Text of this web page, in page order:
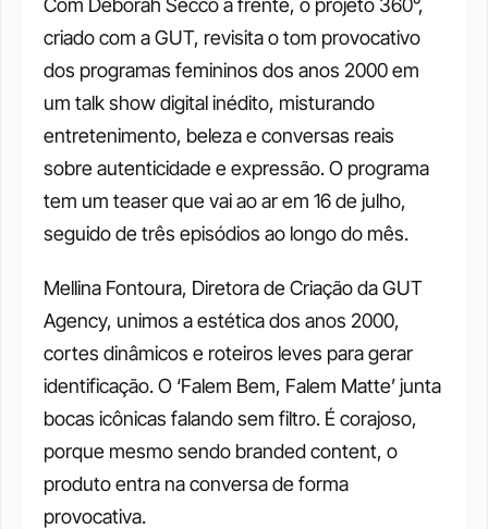
Com Deborah Secco à frente, o projeto 360°,
criado com a GUT, revisita o tom provocativo
dos programas femininos dos anos 2000 em
um talk show digital inédito, misturando
entretenimento, beleza e conversas reais
sobre autenticidade e expressão. O programa
tem um teaser que vai ao ar em 16 de julho,
seguido de três episódios ao longo do mês.
Mellina Fontoura, Diretora de Criação da GUT
Agency, unimos a estética dos anos 2000,
cortes dinâmicos e roteiros leves para gerar
identificação. O ‘Falem Bem, Falem Matte’ junta
bocas icônicas falando sem filtro. É corajoso,
porque mesmo sendo branded content, o
produto entra na conversa de forma
provocativa.